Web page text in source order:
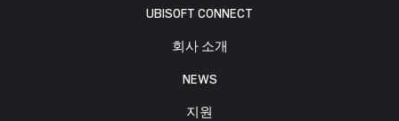
UBISOFT CONNECT
회사 소개
NEWS
지원